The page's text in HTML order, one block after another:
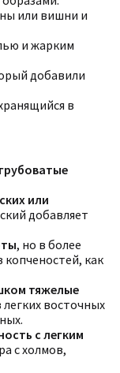
или вишни и
и жарким
добавили
в
или
добавляет
, но в более
как
тяжелые
восточных
с легким
с холмов,